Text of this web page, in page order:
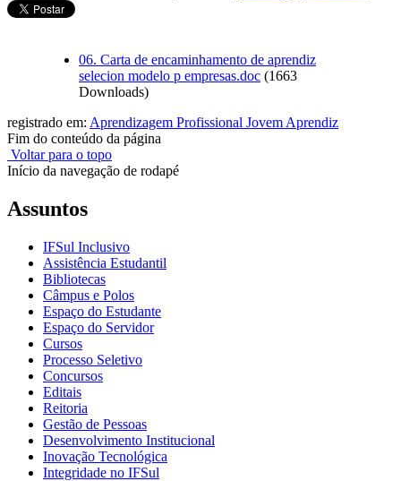
06. Carta de encaminhamento de aprendiz
selecion modelo p empresas.doc (1663
Downloads)
registrado em: Aprendizagem Profissional Jovem Aprendiz
Fim do conteúdo da página
Voltar para o topo
Início da navegação de rodapé
Assuntos
IFSul Inclusivo
Assistência Estudantil
Bibliotecas
Câmpus e Polos
Espaço do Estudante
Espaço do Servidor
Cursos
Processo Seletivo
Concursos
Editais
Reitoria
Gestão de Pessoas
Desenvolvimento Institucional
Inovação Tecnológica
Integridade no IFSul